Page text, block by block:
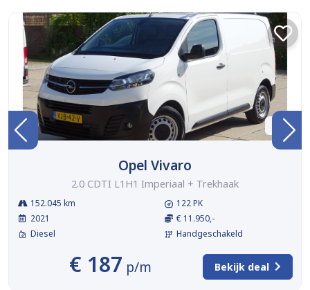
BTW
Opel Vivaro
2.0 CDTI L1H1 Imperiaal + Trekhaak
152.045 km
2021
Diesel
122 PK
€ 11.950,-
Handgeschakeld
€ 187 p/m Bekijk deal